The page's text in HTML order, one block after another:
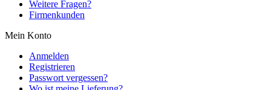
Weitere Fragen?
Firmenkunden
Mein Konto
Anmelden
Registrieren
Passwort vergessen?